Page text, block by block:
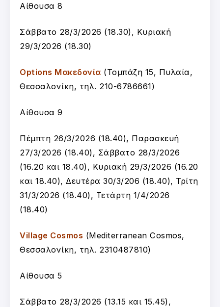
Αίθουσα 8
Σάββατο 28/3/2026 (18.30), Κυριακή
29/3/2026 (18.30)
Options Μακεδονία (Τομπάζη 15, Πυλαία,
Θεσσαλονίκη, τηλ. 210-6786661)
Αίθουσα 9
Πέμπτη 26/3/2026 (18.40), Παρασκευή
27/3/2026 (18.40), Σάββατο 28/3/2026
(16.20 και 18.40), Κυριακή 29/3/2026 (16.20
και 18.40), Δευτέρα 30/3/206 (18.40), Τρίτη
31/3/2026 (18.40), Τετάρτη 1/4/2026
(18.40)
Village Cosmos (Mediterranean Cosmos,
Θεσσαλονίκη, τηλ. 2310487810)
Αίθουσα 5
Σάββατο 28/3/2026 (13.15 και 15.45),